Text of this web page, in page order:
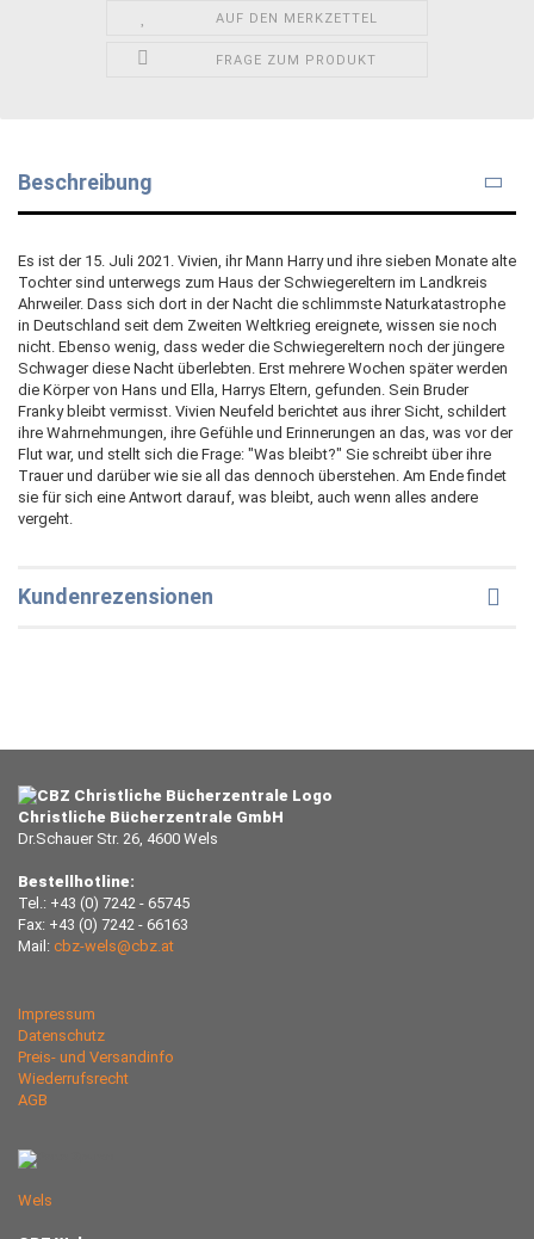
AUF DEN MERKZETTEL
FRAGE ZUM PRODUKT
Beschreibung
Es ist der 15. Juli 2021. Vivien, ihr Mann Harry und ihre sieben Monate alte
Tochter sind unterwegs zum Haus der Schwiegereltern im Landkreis
Ahrweiler. Dass sich dort in der Nacht die schlimmste Naturkatastrophe
in Deutschland seit dem Zweiten Weltkrieg ereignete, wissen sie noch
nicht. Ebenso wenig, dass weder die Schwiegereltern noch der jüngere
Schwager diese Nacht überlebten. Erst mehrere Wochen später werden
die Körper von Hans und Ella, Harrys Eltern, gefunden. Sein Bruder
Franky bleibt vermisst. Vivien Neufeld berichtet aus ihrer Sicht, schildert
ihre Wahrnehmungen, ihre Gefühle und Erinnerungen an das, was vor der
Flut war, und stellt sich die Frage: "Was bleibt?" Sie schreibt über ihre
Trauer und darüber wie sie all das dennoch überstehen. Am Ende findet
sie für sich eine Antwort darauf, was bleibt, auch wenn alles andere
vergeht.
Kundenrezensionen
Christliche Bücherzentrale GmbH
Dr.Schauer Str. 26, 4600 Wels
Bestellhotline:
Tel.: +43 (0) 7242 - 65745
Fax: +43 (0) 7242 - 66163
Mail: cbz-wels@cbz.at
Impressum
Datenschutz
Preis- und Versandinfo
Wiederrufsrecht
AGB
Wels